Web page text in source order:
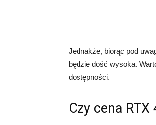
Jednakże, biorąc pod
będzie dość wysoka.
dostępności.
Czy cena